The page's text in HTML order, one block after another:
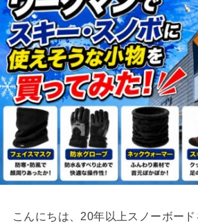
こんにちは、20年以上スノーボー